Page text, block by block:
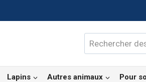
Rechercher :
Lapins Autres animaux Pour